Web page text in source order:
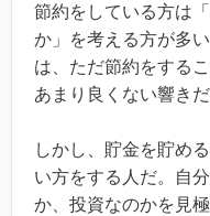
節約をしている方は
か」を考える方が多
は、ただ節約をする
あまり良くない響きだ
しかし、貯金を貯め
い方をする人だ。自
か、投資なのかを見